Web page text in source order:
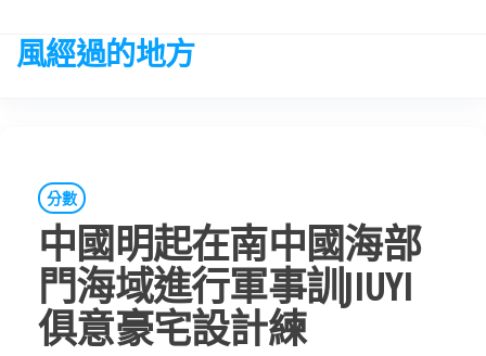
the
風經過的地方
分數
中國明起在南中國海部
門海域進行軍事訓JIUYI
俱意豪宅設計練